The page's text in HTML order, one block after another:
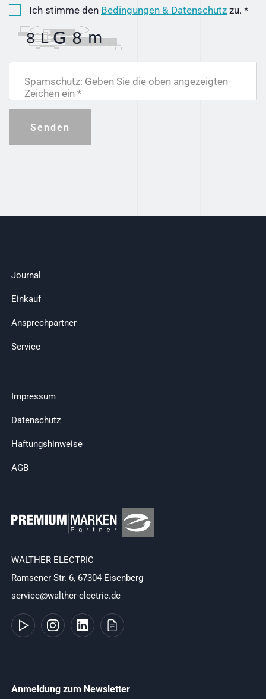
Ich stimme den Bedingungen & Datenschutz zu. *
Spamschutz: Geben Sie die oben angezeigten
Zeichen ein *
Senden
Journal
Einkauf
Ansprechpartner
Service
Impressum
Datenschutz
Haftungshinweise
AGB
WALTHER ELECTRIC
Ramsener Str. 6, 67304 Eisenberg
service@walther-electric.de
Anmeldung zum Newsletter